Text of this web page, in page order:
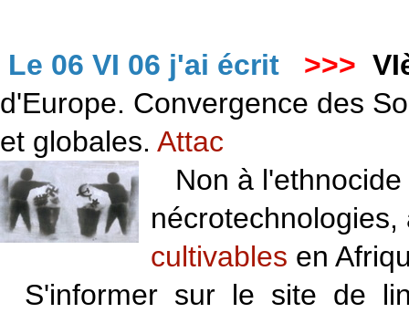
Le 06 VI 06 j'ai écrit >>>
d'Europe. Convergence des
et globales. Attac
Non à l'ethnocide
cultivables en
S'informer sur le site de